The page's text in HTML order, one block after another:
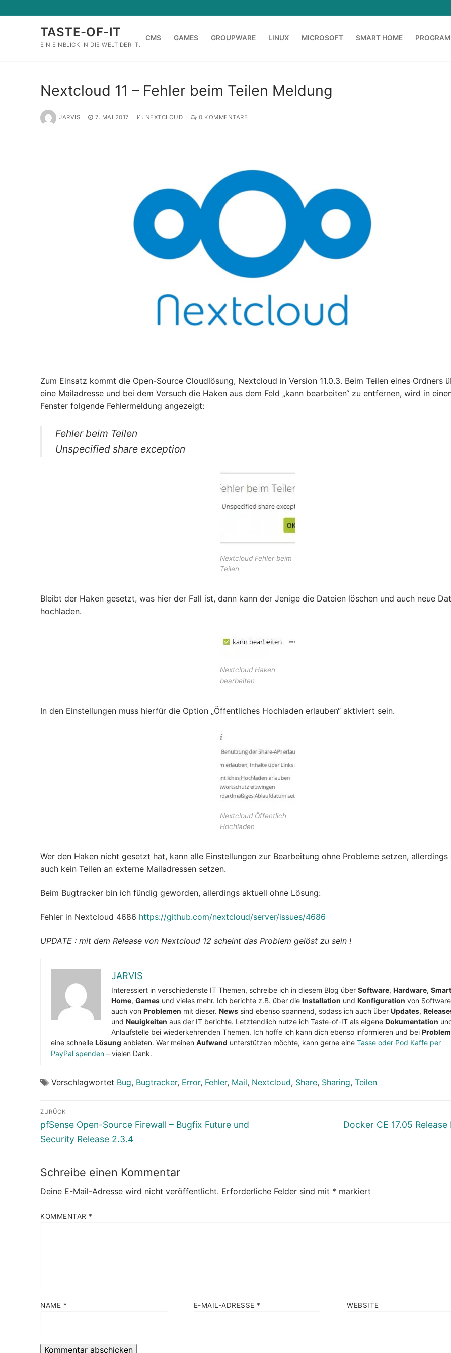
Inhalt
TASTE-OF-IT
EIN EINBLICK IN DIE WELT DER IT.
CMS GAMES GROUPWARE LINUX MICROSOFT SMART HOME
Nextcloud 11 – Fehler beim Teilen Meldung
JARVIS 7. MAI 2017 NEXTCLOUD 0 KOMMENTARE
Zum Einsatz kommt die Open-Source Cloudlösung, Nextcloud in Version 11.0.3. Beim Teilen eines Ordners
eine Mailadresse und bei dem Versuch die Haken aus dem Feld „kann bearbeiten“ zu entfernen, wird in
Fenster folgende Fehlermeldung angezeigt:
Fehler beim Teilen
Unspecified share exception
Nextcloud Fehler beim
Teilen
Bleibt der Haken gesetzt, was hier der Fall ist, dann kann der Jenige die Dateien löschen und auch neue
hochladen.
Nextcloud Haken
bearbeiten
In den Einstellungen muss hierfür die Option „Öffentliches Hochladen erlauben“ aktiviert sein.
Nextcloud Öffentlich
Hochladen
Wer den Haken nicht gesetzt hat, kann alle Einstellungen zur Bearbeitung ohne Probleme setzen, allerdings
auch kein Teilen an externe Mailadressen setzen.
Beim Bugtracker bin ich fündig geworden, allerdings aktuell ohne Lösung:
Fehler in Nextcloud 4686 https://github.com/nextcloud/server/issues/4686
UPDATE : mit dem Release von Nextcloud 12 scheint das Problem gelöst zu sein !
JARVIS
Interessiert in verschiedenste IT Themen, schreibe ich in diesem Blog über Software, Hardware, Smart
Home, Games und vieles mehr. Ich berichte z.B. über die Installation und Konfiguration von
auch von Problemen mit dieser. News sind ebenso spannend, sodass ich auch über Updates,
und Neuigkeiten aus der IT berichte. Letztendlich nutze ich Taste-of-IT als eigene Dokumentation
Anlaufstelle bei wiederkehrenden Themen. Ich hoffe ich kann dich ebenso informieren und bei
eine schnelle Lösung anbieten. Wer meinen Aufwand unterstützen möchte, kann gerne eine Tasse oder Pod Kaffe per
PayPal spenden – vielen Dank.
Verschlagwortet Bug, Bugtracker, Error, Fehler, Mail, Nextcloud, Share, Sharing, Teilen
Beitragsnavigation
ZURÜCK
Vorheriger
Beitrag:
pfSense Open-Source Firewall – Bugfix Future und
Security Release 2.3.4
Nächster
Docker CE 17.05 Release
Schreibe einen Kommentar
Deine E-Mail-Adresse wird nicht veröffentlicht. Erforderliche Felder sind mit * markiert
KOMMENTAR *
NAME * E-MAIL-ADRESSE * WEBSITE